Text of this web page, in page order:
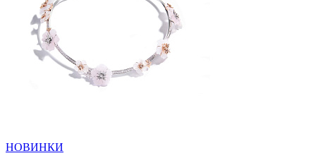
НОВИНКИ